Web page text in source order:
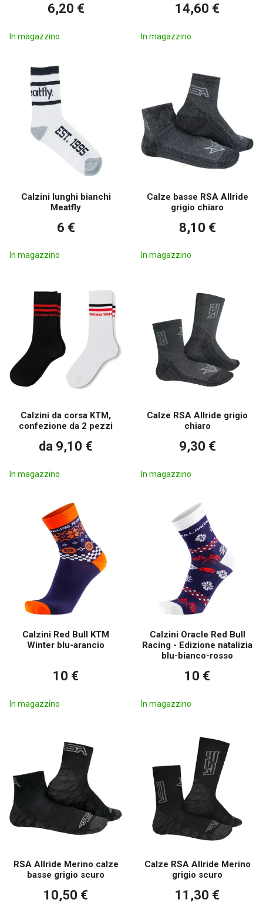
6,20 €
In magazzino
14,60 €
In magazzino
Calzini lunghi bianchi
Meatfly
6 €
In magazzino
Calze basse RSA Allride
grigio chiaro
8,10 €
In magazzino
Calzini da corsa KTM,
confezione da 2 pezzi
da 9,10 €
In magazzino
Calze RSA Allride grigio
chiaro
9,30 €
In magazzino
Calzini Red Bull KTM
Winter blu-arancio
10 €
In magazzino
Calzini Oracle Red Bull
Racing - Edizione natalizia
blu-bianco-rosso
10 €
In magazzino
RSA Allride Merino calze
basse grigio scuro
10,50 €
Calze RSA Allride Merino
grigio scuro
11,30 €